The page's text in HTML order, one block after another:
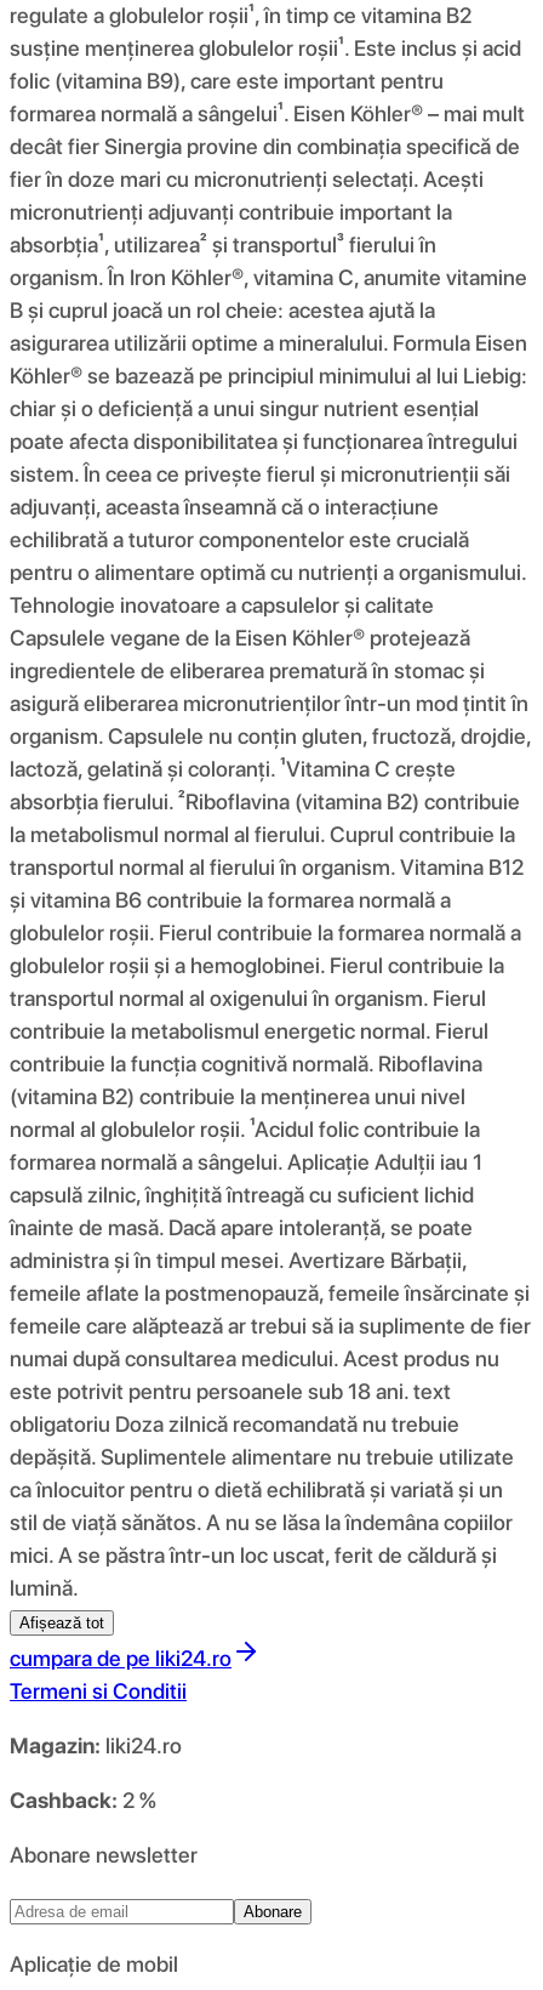
regulate a globulelor roșii¹, în timp ce vitamina B2
susține menținerea globulelor roșii¹. Este inclus și acid
folic (vitamina B9), care este important pentru
formarea normală a sângelui¹. Eisen Köhler® – mai mult
decât fier Sinergia provine din combinația specifică de
fier în doze mari cu micronutrienți selectați. Acești
micronutrienți adjuvanți contribuie important la
absorbția¹, utilizarea² și transportul³ fierului în
organism. În Iron Köhler®, vitamina C, anumite vitamine
B și cuprul joacă un rol cheie: acestea ajută la
asigurarea utilizării optime a mineralului. Formula Eisen
Köhler® se bazează pe principiul minimului al lui Liebig:
chiar și o deficiență a unui singur nutrient esențial
poate afecta disponibilitatea și funcționarea întregului
sistem. În ceea ce privește fierul și micronutrienții săi
adjuvanți, aceasta înseamnă că o interacțiune
echilibrată a tuturor componentelor este crucială
pentru o alimentare optimă cu nutrienți a organismului.
Tehnologie inovatoare a capsulelor și calitate
Capsulele vegane de la Eisen Köhler® protejează
ingredientele de eliberarea prematură în stomac și
asigură eliberarea micronutrienților într-un mod țintit în
organism. Capsulele nu conțin gluten, fructoză, drojdie,
lactoză, gelatină și coloranți. ¹Vitamina C crește
absorbția fierului. ²Riboflavina (vitamina B2) contribuie
la metabolismul normal al fierului. Cuprul contribuie la
transportul normal al fierului în organism. Vitamina B12
și vitamina B6 contribuie la formarea normală a
globulelor roșii. Fierul contribuie la formarea normală a
globulelor roșii și a hemoglobinei. Fierul contribuie la
transportul normal al oxigenului în organism. Fierul
contribuie la metabolismul energetic normal. Fierul
contribuie la funcția cognitivă normală. Riboflavina
(vitamina B2) contribuie la menținerea unui nivel
normal al globulelor roșii. ¹Acidul folic contribuie la
formarea normală a sângelui. Aplicație Adulții iau 1
capsulă zilnic, înghițită întreagă cu suficient lichid
înainte de masă. Dacă apare intoleranță, se poate
administra și în timpul mesei. Avertizare Bărbații,
femeile aflate la postmenopauză, femeile însărcinate și
femeile care alăptează ar trebui să ia suplimente de fier
numai după consultarea medicului. Acest produs nu
este potrivit pentru persoanele sub 18 ani. text
obligatoriu Doza zilnică recomandată nu trebuie
depășită. Suplimentele alimentare nu trebuie utilizate
ca înlocuitor pentru o dietă echilibrată și variată și un
stil de viață sănătos. A nu se lăsa la îndemâna copiilor
mici. A se păstra într-un loc uscat, ferit de căldură și
lumină.
Afișează tot
cumpara de pe liki24.ro
Termeni si Conditii
Magazin: liki24.ro
Cashback: 2 %
Abonare newsletter
Abonare
Aplicație de mobil